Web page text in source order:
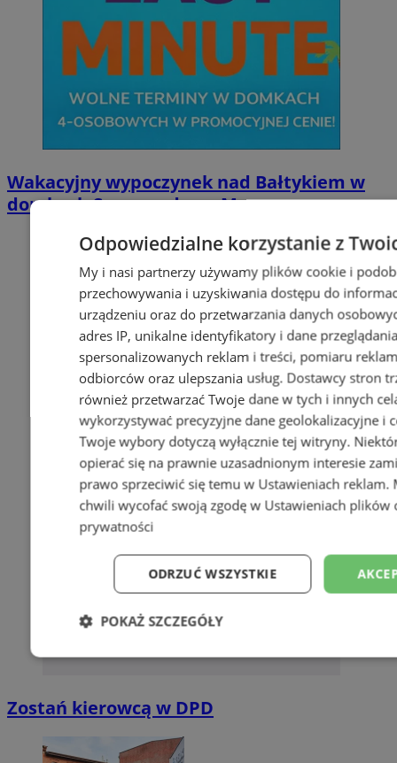
Wakacyjny wypoczynek nad Bałtykiem w
domkach Szmaragdowe Morze
Zostań kierowcą w DPD
Odpowiedzialne korzystanie z
My i nasi partnerzy używamy plików cookie i
przechowywania i uzyskiwania dostępu do
urządzeniu oraz do przetwarzania danych
adres IP, unikalne identyfikatory i dane
spersonalizowanych reklam i treści, pomiaru
odbiorców oraz ulepszania usług. Dostawcy stron
również przetwarzać Twoje dane w tych i innych
wykorzystywać precyzyjne dane geolokalizacyjne i
Twoje wybory dotyczą wyłącznie tej witryny.
opierać się na prawnie uzasadnionym interesie
prawo sprzeciwić się temu w Ustawieniach reklam.
chwili wycofać swoją zgodę w Ustawieniach plików
prywatności
ODRZUĆ WSZYSTKIE
POKAŻ SZCZEGÓŁY
Niezbędne Wydajność